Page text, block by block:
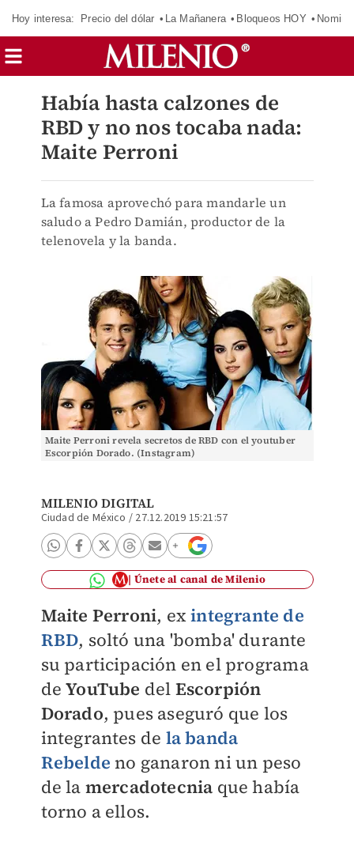
Hoy interesa: Precio del dólar La Mañanera Bloqueos HOY
Había hasta calzones de
RBD y no nos tocaba nada:
Maite Perroni
La famosa aprovechó para mandarle un
saludo a Pedro Damián, productor de la
telenovela y la banda.
Maite Perroni revela secretos de RBD con el youtuber
Escorpión Dorado. (Instagram)
MILENIO DIGITAL
Ciudad de México / 27.12.2019 15:21:57
Únete al canal de Milenio
Maite Perroni, exintegrante de
RBD, soltó una 'bomba' durante
su participación en el programa
deYouTube del Escorpión
Dorado, pues aseguró que los
integrantes de la banda
Rebelde no ganaron ni un peso
de la mercadotecnia que había
torno a ellos.